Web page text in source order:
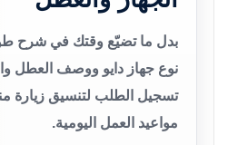
بدل ما تضيّع وقتك في شرح
نوع جهاز دايو ووصف العطل
تسجيل الطلب لتنسيق زيارة
مواعيد العمل اليومية.